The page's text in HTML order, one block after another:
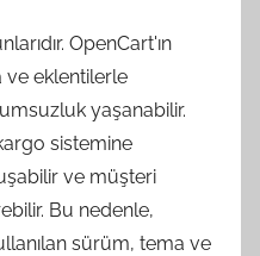
OpenCart'ın
ve eklentilerle
yaşanabilir.
sistemine
ve müşteri
Bu nedenle,
sürüm, tema ve